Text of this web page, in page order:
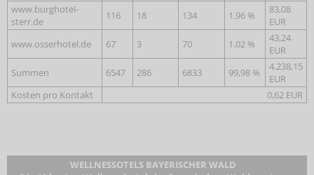
www.burghotel-
sterr.de
116 18 134 1.96 %
83,08
EUR
www.osserhotel.de
67 3 70 1.02 %
43,24
EUR
Summen
6547 286 6833 99,98 %
4.238,15
EUR
Kosten pro Kontakt
0,62 EUR
WELLNESSOTELS BAYERISCHER WALD